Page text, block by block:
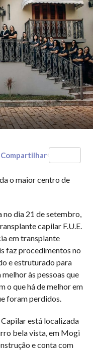
LinkedIn
Compartilhar
o maior centro de
dia 21 de setembro,
capilar F.U.E.
em transplante
faz procedimentos no
e estruturado para
às pessoas que
o que há de melhor em
foram perdidos.
está localizada
bela vista, em Mogi
e conta com